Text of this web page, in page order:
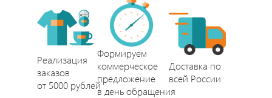
Реализация
заказов
от 5000 рублей
Формируем
коммерческое
предложение
в день обращения
Доставка по
всей России